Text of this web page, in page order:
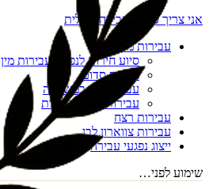
אני צריך סיוע בעבירה פלילית
עבירות מין
סיוע חירום לנפגעי עבירות מין
מעשה סדום
עבירות מין במשפחה
עבירות מין דיגיטליות
עבירות רצח
עבירות צווארון לבן
ייצוג נפגעי עבירה
שימוע לפני…